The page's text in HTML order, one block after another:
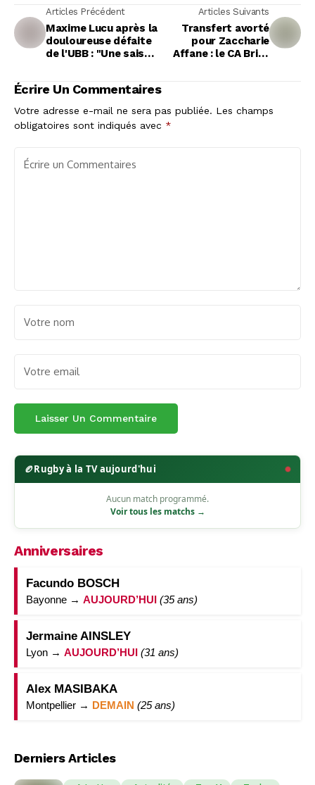
Articles Précédent
Maxime Lucu après la
douloureuse défaite
de l'UBB : "Une saison
Articles Suivants
Transfert avorté
pour Zaccharie
Affane : le CA Brive
Écrire Un Commentaires
Votre adresse e-mail ne sera pas publiée. Les champs
obligatoires sont indiqués avec *
🏉Rugby à la TV aujourd'hui
Aucun match programmé.
Voir tous les matchs →
Anniversaires
Facundo BOSCH
Bayonne → AUJOURD’HUI (35 ans)
Jermaine AINSLEY
Lyon → AUJOURD’HUI (31 ans)
Alex MASIBAKA
Montpellier → DEMAIN (25 ans)
Derniers Articles